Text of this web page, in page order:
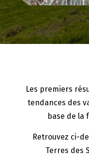
Les premiers
tendances des
base de la
Retrouvez ci-
Terres des